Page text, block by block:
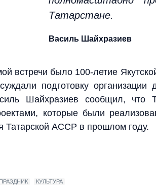
Татарстане.
Василь Шайхразиев
встречи было 100-летие
подготовку организации
Шайхразиев сообщил, что
которые были
Татарской АССР в прошлом году.
ПРАЗДНИК КУЛЬТУРА